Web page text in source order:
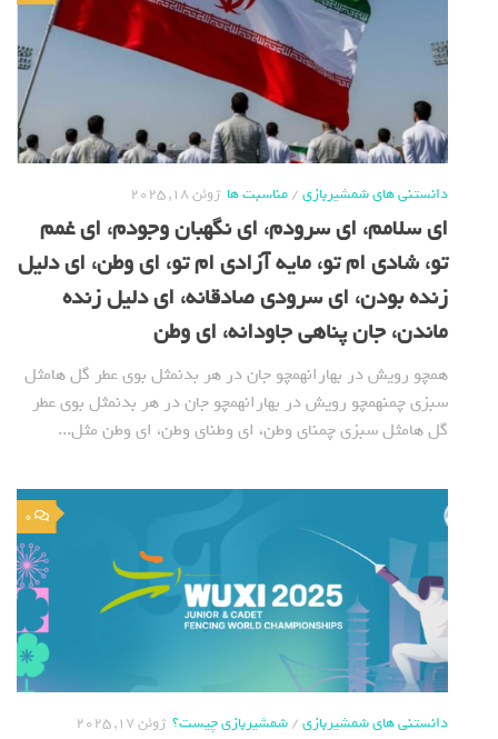
دانستنی های شمشیربازی/مناسبت ها ژوئن 18, 2025
ای سلامم، ای سرودم، ای نگهبان وجودم، ای غمم
تو، شادی ام تو، مایه آزادی ام تو، ای وطن، ای دلیل
زنده بودن، ای سرودی صادقانه، ای دلیل زنده
ماندن، جان پناهی جاودانه، ای وطن
همچو رویش در بهارانهمچو جان در هر بدنمثل بوی عطر گل هامثل
سبزی چمنهمچو رویش در بهارانهمچو جان در هر بدنمثل بوی عطر
گل هامثل سبزی چمنای وطن، ای وطنای وطن، ای وطن مثل...
0
دانستنی های شمشیربازی/شمشیربازی چیست؟ ژوئن 17, 2025